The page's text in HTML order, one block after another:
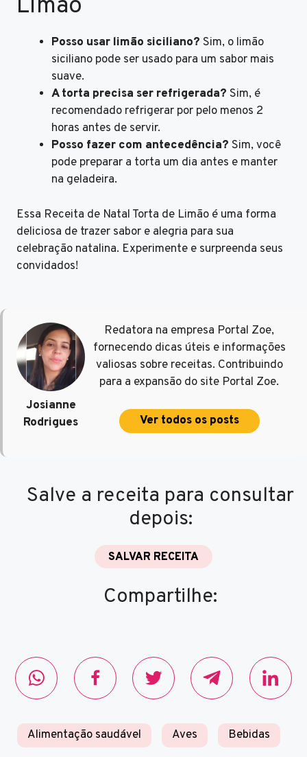
Limão
Posso usar limão siciliano? Sim, o limão
siciliano pode ser usado para um sabor mais
suave.
A torta precisa ser refrigerada? Sim, é
recomendado refrigerar por pelo menos 2
horas antes de servir.
Posso fazer com antecedência? Sim, você
pode preparar a torta um dia antes e manter
na geladeira.
Essa Receita de Natal Torta de Limão é uma forma
deliciosa de trazer sabor e alegria para sua
celebração natalina. Experimente e surpreenda seus
convidados!
Josianne
Rodrigues
Redatora na empresa Portal Zoe,
fornecendo dicas úteis e informações
valiosas sobre receitas. Contribuindo
para a expansão do site Portal Zoe.
Ver todos os posts
Salve a receita para consultar
depois:
SALVAR RECEITA
Compartilhe:
Alimentação saudável Aves Bebidas